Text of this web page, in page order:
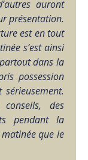
auront
présentation.
est en tout
s’est ainsi
dans la
possession
des
pendant la
que le